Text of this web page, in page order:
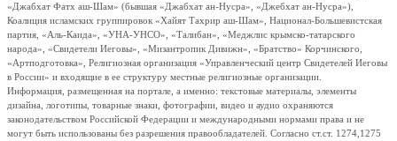
«Джабхат Фатх аш-Шам» (бывшая «Джабхат ан-Нусра», «Джебхат ан-Нусра»),
Коалиция исламских группировок «Хайят Тахрир аш-Шам», Национал-Большевистская
партия, «Аль-Каида», «УНА-УНСО», «Талибан», «Меджлис крымско-татарского
народа», «Свидетели Иеговы», «Мизантропик Дивижн», «Братство» Корчинского,
«Артподготовка», Религиозная организация «Управленческий центр Свидетелей Иеговы
в России» и входящие в ее структуру местные религиозные организации.
Информация, размещенная на портале, а именно: текстовые материалы, элементы
дизайна, логотипы, товарные знаки, фотографии, видео и аудио охраняются
законодательством Российской Федерации и международными нормами права и не
могут быть использованы без разрешения правообладателей. Согласно ст.ст. 1274,1275